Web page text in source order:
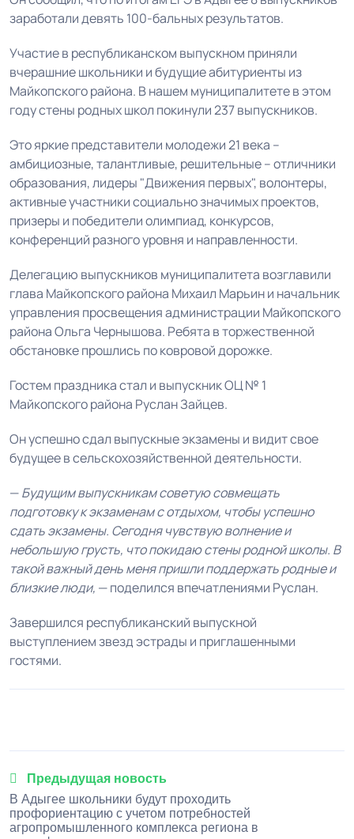
заработали девять 100-бальных результатов.
Участие в республиканском выпускном приняли
вчерашние школьники и будущие абитуриенты из
Майкопского района. В нашем муниципалитете в этом
году стены родных школ покинули 237 выпускников.
Это яркие представители молодежи 21 века –
амбициозные, талантливые, решительные – отличники
образования, лидеры "Движения первых", волонтеры,
активные участники социально значимых проектов,
призеры и победители олимпиад, конкурсов,
конференций разного уровня и направленности.
Делегацию выпускников муниципалитета возглавили
глава Майкопского района Михаил Марьин и начальник
управления просвещения администрации Майкопского
района Ольга Чернышова. Ребята в торжественной
обстановке прошлись по ковровой дорожке.
Гостем праздника стал и выпускник ОЦ № 1
Майкопского района Руслан Зайцев.
Онуспешно сдал выпускные экзамены и видит свое
будущее в сельскохозяйственной деятельности.
—Будущим выпускникам советую совмещать
подготовку к экзаменам с отдыхом, чтобы успешно
сдать экзамены. Сегодня чувствую волнение и
небольшую грусть, что покидаю стены родной школы. В
такой важный день меня пришли поддержать родные и
близкие люди, — поделился впечатлениями Руслан.
Завершился республиканский выпускной
выступлением звезд эстрады и приглашенными
гостями.
Предыдущая новость
В Адыгее школьники будут проходить
профориентацию с учетом потребностей
агропромышленного комплекса региона в